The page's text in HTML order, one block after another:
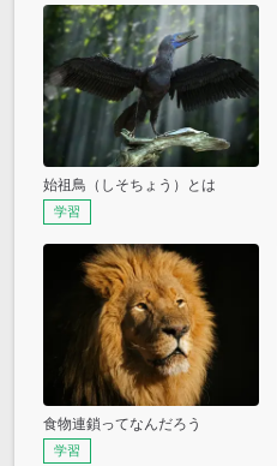
始祖鳥（しそちょう）とは
学習
食物連鎖ってなんだろう
学習